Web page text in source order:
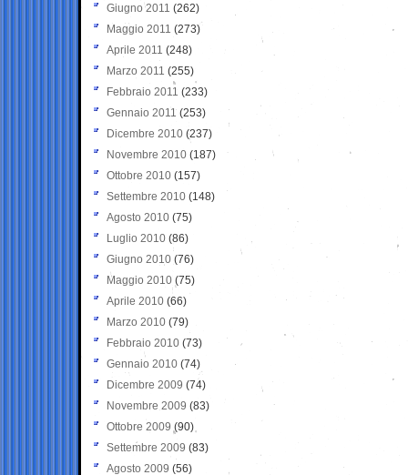
Giugno 2011 (262)
Maggio 2011 (273)
Aprile 2011 (248)
Marzo 2011 (255)
Febbraio 2011 (233)
Gennaio 2011 (253)
Dicembre 2010 (237)
Novembre 2010 (187)
Ottobre 2010 (157)
Settembre 2010 (148)
Agosto 2010 (75)
Luglio 2010 (86)
Giugno 2010 (76)
Maggio 2010 (75)
Aprile 2010 (66)
Marzo 2010 (79)
Febbraio 2010 (73)
Gennaio 2010 (74)
Dicembre 2009 (74)
Novembre 2009 (83)
Ottobre 2009 (90)
Settembre 2009 (83)
Agosto 2009 (56)